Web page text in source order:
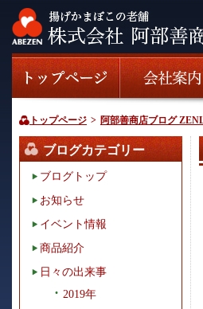
トップページ > 阿部善商店ブログ
ブログカテゴリー
ブログトップ
お知らせ
イベント情報
商品紹介
日々の出来事
2019年